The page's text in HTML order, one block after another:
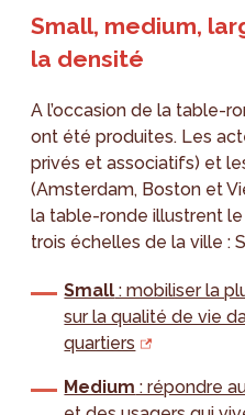
Small, medium,
la densité
A l’occasion de la table-
ont été produites. Les
privés et associatifs) et
(Amsterdam, Boston et
la table-ronde illustrent
trois échelles de la ville :
Small : mobiliser la
sur la qualité de vie
quartiers
Medium : répondre